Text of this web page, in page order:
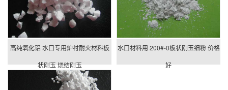
高纯氧化铝 水口专用炉衬耐火材料板
状刚玉 烧结刚玉
水口材料用 200#-0板状刚玉细粉 价格
好